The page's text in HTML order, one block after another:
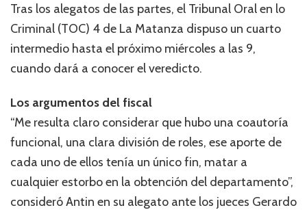
Tras los alegatos de las partes, el Tribunal Oral en lo
Criminal (TOC) 4 de La Matanza dispuso un cuarto
intermedio hasta el próximo miércoles a las 9,
cuando dará a conocer el veredicto.
Los argumentos del fiscal
“Me resulta claro considerar que hubo una coautoría
funcional, una clara división de roles, ese aporte de
cada uno de ellos tenía un único fin, matar a
cualquier estorbo en la obtención del departamento”,
consideró Antin en su alegato ante los jueces Gerardo